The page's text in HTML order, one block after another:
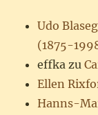
Udo Blaseg
(1875-
effka zu
Ellen
Hanns-